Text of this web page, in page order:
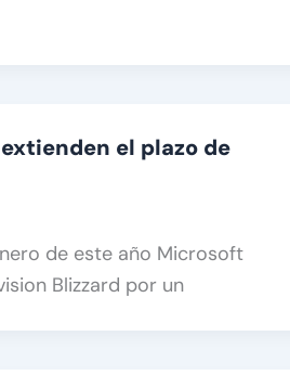
el plazo de
de este año Microsoft
Blizzard por un